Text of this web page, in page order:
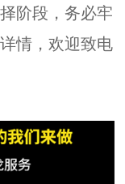
阶段，务必牢
情，欢迎致电